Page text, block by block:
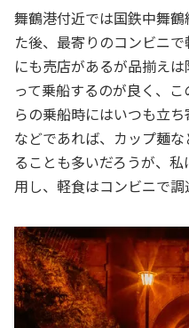
舞鶴港付近では国鉄中舞
た後、最寄りのコンビニ
にも売店があるが品揃え
って乗船するのが良く、
らの乗船時にはいつも立
などであれば、カップ麺
ることも多いだろうが、
用し、軽食はコンビニで調